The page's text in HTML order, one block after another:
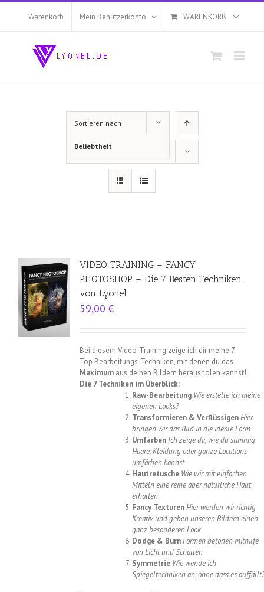
Zum
Warenkorb Mein Benutzerkonto WARENKORB
Sortieren nach
Beliebtheit
VIDEO TRAINING – FANCY
PHOTOSHOP – Die 7 Besten Techniken
von Lyonel
59,00 €
Bei diesem Video-Training zeige ich dir meine 7
Top Bearbeitungs-Techniken, mit denen du das
Maximumaus deinen Bildern herausholen kannst!
Die 7 Techniken im Überblick:
Raw-Bearbeitung Wie erstelle ich meine
eigenen Looks?
Transformieren & VerflüssigenHier
bringen wir das Bild in die ideale Form
Umfärben Ich zeige dir, wie du stimmig
Haare, Kleidung oder ganze Locations
umfärben kannst
Hautretusche Wie wir mit einfachen
Mitteln eine reine aber natürliche Haut
erhalten
Fancy TexturenHier werden wir richtig
Kreativ und geben unseren Bildern einen
ganz besonderen Look
Dodge & BurnFormen betonen mithilfe
von Licht und Schatten
Symmetrie Wie wende ich
Spiegeltechniken an, ohne dass es auffällt?